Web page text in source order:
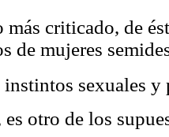
criticado, de
de mujeres
instintos sexuales
es otro de los